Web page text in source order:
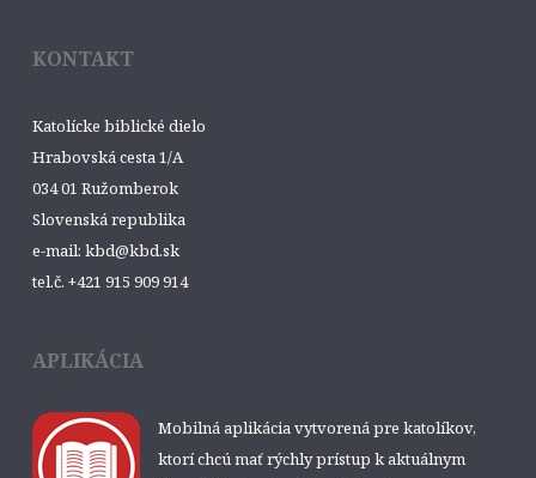
KONTAKT
Katolícke biblické dielo
Hrabovská cesta 1/A
034 01 Ružomberok
Slovenská republika
e-mail: kbd@kbd.sk
tel.č. +421 915 909 914
APLIKÁCIA
Mobilná aplikácia vytvorená pre katolíkov,
ktorí chcú mať rýchly prístup k aktuálnym